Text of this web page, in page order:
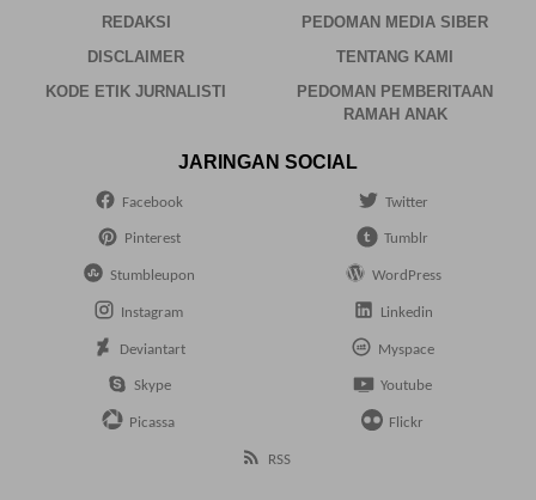
REDAKSI
PEDOMAN MEDIA SIBER
DISCLAIMER
TENTANG KAMI
KODE ETIK JURNALISTI
PEDOMAN PEMBERITAAN
RAMAH ANAK
JARINGAN SOCIAL
Facebook Twitter
Pinterest Tumblr
Stumbleupon WordPress
Instagram Linkedin
Deviantart Myspace
Skype Youtube
Picassa Flickr
RSS